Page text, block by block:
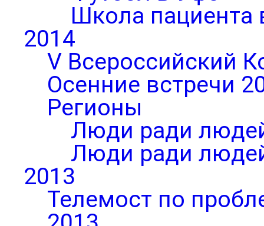
Школа пациента
2014
V Всероссийский
Осенние встречи
Регионы
Люди ради
Люди ради
2013
Телемост по